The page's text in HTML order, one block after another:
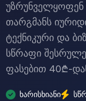
უზრუნველყოფენ
თარგმანს
ტექნიკური და
სწრაფი
ფასებით 40₾-
ხარისხიანი